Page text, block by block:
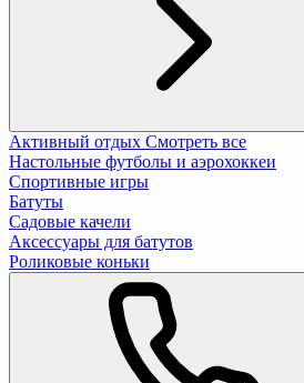
Активный отдых Смотреть все
Настольные футболы и аэрохоккеи
Спортивные игры
Батуты
Садовые качели
Аксессуары для батутов
Роликовые коньки